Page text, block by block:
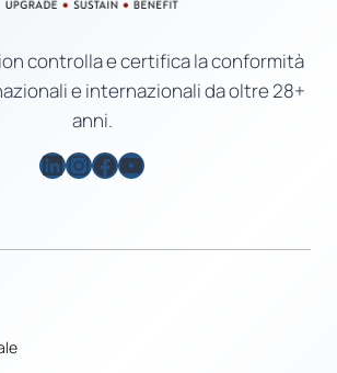
controlla e certifica la conformità
e internazionali da oltre 28+
anni.
LinkedIn
Instagram
Facebook
YouTube